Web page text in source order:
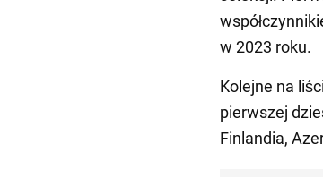
w 2023 roku.
Kolejne na
pierwszej
Finlandia,